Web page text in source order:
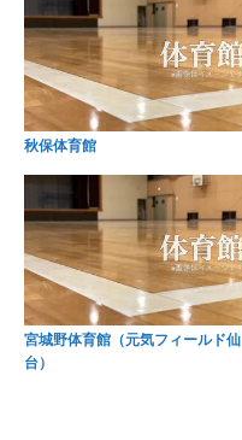
秋保体育館
宮城野体育館（元気フィールド仙
台）